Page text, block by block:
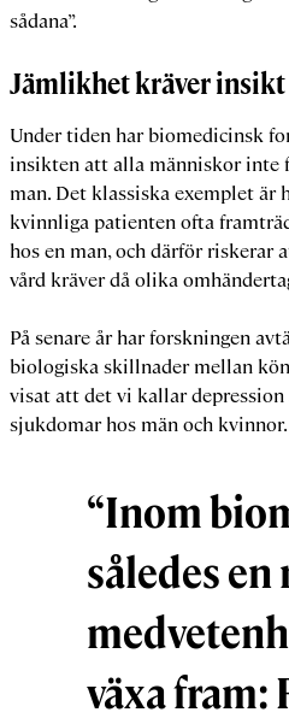
sådana”.
Jämlikhet kräver
Under tiden har biomedicinsk
insikten att alla människor inte
man. Det klassiska exemplet är
kvinnliga patienten ofta
hos en man, och därför riskerar
vård kräver då olika
På senare år har forskningen
biologiska skillnader mellan
visat att det vi kallar
sjukdomar hos män och kvinnor.
“Inom
således en
växa fram: